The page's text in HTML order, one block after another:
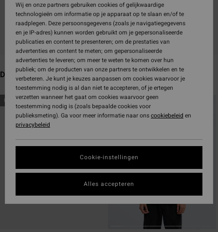
Blijf in de buurt, de producten zijn binnenkort
weer verkrijgbaar
Dit vind je misschien ook leuk
Overslaan
naar
zoekfiltercriteria
Ga
naar
sorteren
NIEUW PRODUCT NIEUW PRODUCT
Wij en onze partners gebruiken cookies of gelijkwaardige
technologieën om informatie op je apparaat op te slaan en/of te
raadplegen. Deze persoonsgegevens (zoals je navigatiegegevens
en je IP-adres) kunnen worden gebruikt om je gepersonaliseerde
publicaties en content te presenteren; om de prestaties van
advertenties en content te meten; om gepersonaliseerde
advertenties te leveren; om meer te weten te komen over hun
publiek; om de producten van onze partners te ontwikkelen en te
verbeteren. Je kunt je keuzes aanpassen om cookies waarvoor je
toestemming nodig is al dan niet te accepteren, of je ertegen
verzetten wanneer het gaat om cookies waarvoor geen
toestemming nodig is (zoals bepaalde cookies voor
publieksmeting). Ga voor meer informatie naar onscookiebeleid en
privacybeleid
Cookie-instellingen
Alles accepteren